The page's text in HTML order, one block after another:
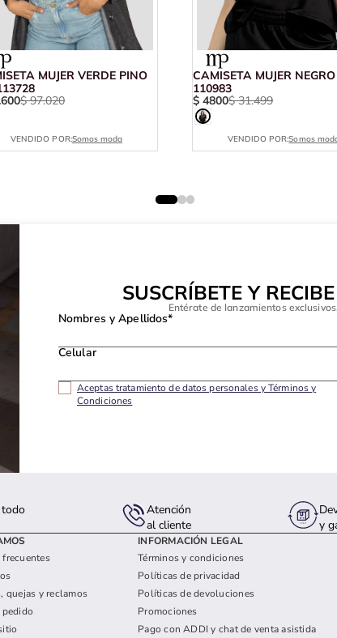
MUJER VERDE PINO
600$ 97.020
VENDIDO POR:Somos moda
CAMISETA MUJER
110983
$ 4800$ 31.499
VENDIDO POR:Somos
SUSCRÍBETE Y
Entérate de lanzamientos
Nombres y Apellidos*
Celular
Aceptas tratamiento de datos personales y Términos y
Condiciones
todo
Atención
al cliente
y
frecuentes
quejas y reclamos
pedido
INFORMACIÓN LEGAL
Términos y condiciones
Políticas de privacidad
Políticas de devoluciones
Promociones
Pago con ADDI y chat de venta asistida